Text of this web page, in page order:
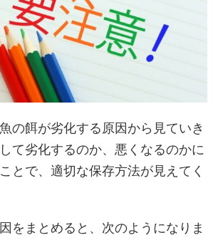
の餌が劣化する原因から見ていき
て劣化するのか、悪くなるのかに
とで、適切な保存方法が見えてく
をまとめると、次のようになりま